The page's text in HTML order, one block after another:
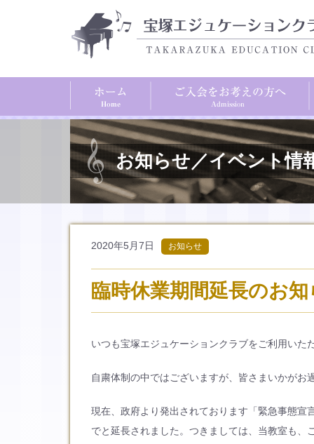
お知らせ／イベント情
2020年5月7日 お知らせ
臨時休業期間延長のお
いつも宝塚エジュケーションクラブをご利用いた
自粛体制の中ではございますが、皆さまいかがお
現在、政府より発出されております「緊急事態
でと延長されました。つきましては、当教室も